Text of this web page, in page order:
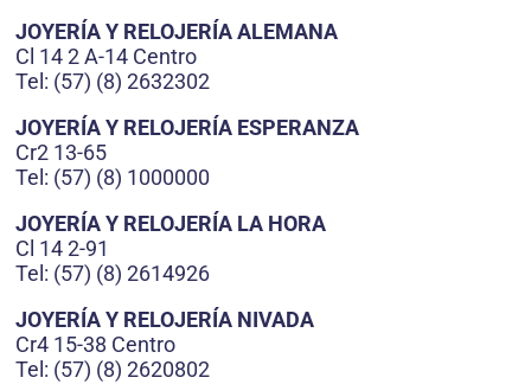
JOYERÍA Y RELOJERÍA ALEMANA
Cl 14 2 A-14 Centro
Tel: (57) (8) 2632302
JOYERÍA Y RELOJERÍA ESPERANZA
Cr2 13-65
Tel: (57) (8) 1000000
JOYERÍA Y RELOJERÍA LA HORA
Cl 14 2-91
Tel: (57) (8) 2614926
JOYERÍA Y RELOJERÍA NIVADA
Cr4 15-38 Centro
Tel: (57) (8) 2620802